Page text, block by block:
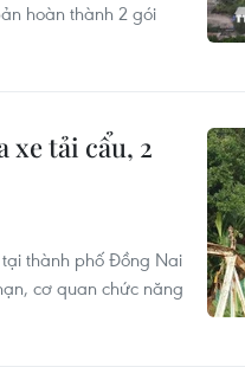
hoàn thành 2 gói
xe tải cẩu, 2
thành phố Đồng Nai
cơ quan chức năng